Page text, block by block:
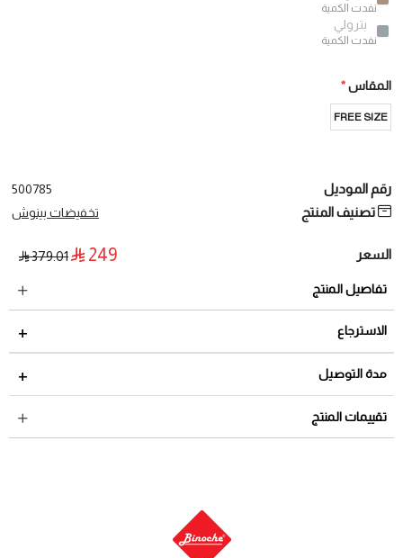
نفدت الكمية
بترولي
نفدت الكمية
المقاس*
FREE SIZE
رقم الموديل 500785
تصنيف المنتج تخفيضات بينوش
السعر 249
379.01
تفاصيل المنتج
الاسترجاع
مدة الاسترجاع 2 أيام من تاريخ استلام الطلب
لمراجعة سياسة الاسترجاع عبر الرابط التالي
مدة التوصيل
داخل السعودية: من 3 الى 8 أيام عمل
تقييمات المنتج